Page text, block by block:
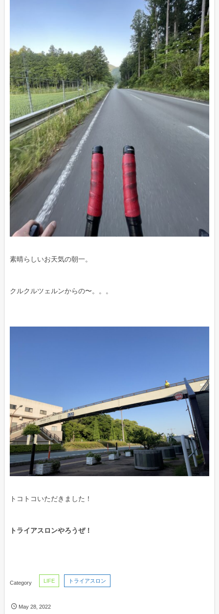
素晴らしいお天気の朝一。
クルクルツェルンからの〜。。。
トコトコいただきました！
トライアスロンやろうぜ！
LIFE トライアスロン
May 28 ,2022